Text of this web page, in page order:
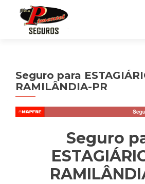
Seguro para
RAMILÂNDIA-PR
Seguro